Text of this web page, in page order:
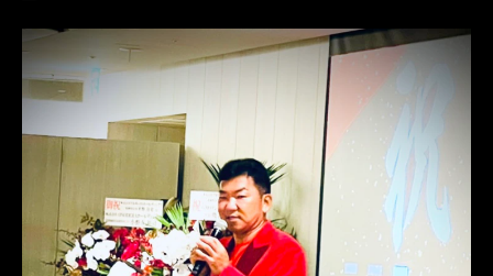
タキシードレンタル東京 アトリエロッソネロ
名古屋オーダータキシード